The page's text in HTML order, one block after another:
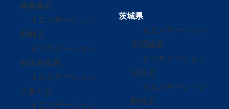
南相馬店
イエステーション
田村店
イエステーション
会津若松店
イエステーション
喜多方店
イエステーション
茨城県
イエステーション
北茨城店
イエステーション
日立店
イエステーション
那珂店